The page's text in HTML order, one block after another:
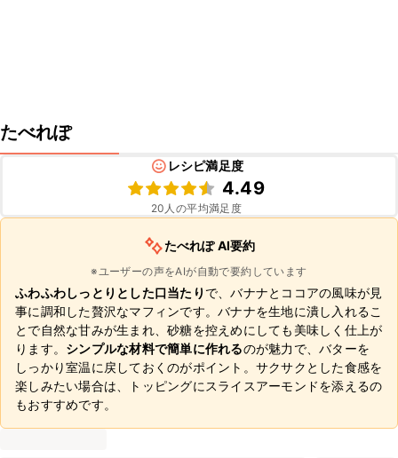
たべれぽ
レシピ満足度
4.49
20 人の平均満足度
たべれぽ AI要約
※ユーザーの声をAIが自動で要約しています
ふわふわしっとりとした口当たり で、バナナとココアの風味が見
事に調和した贅沢なマフィンです。バナナを生地に潰し入れるこ
とで自然な甘みが生まれ、砂糖を控えめにしても美味しく仕上が
ります。 シンプルな材料で簡単に作れるのが魅力で、バターを
しっかり室温に戻しておくのがポイント。サクサクとした食感を
楽しみたい場合は、トッピングにスライスアーモンドを添えるの
もおすすめです。